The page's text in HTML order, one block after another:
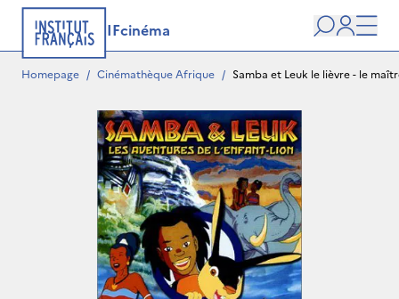
IFcinéma
Search
user
Homepage / Cinémathèque Afrique / Samba et Leuk le lièvre - le